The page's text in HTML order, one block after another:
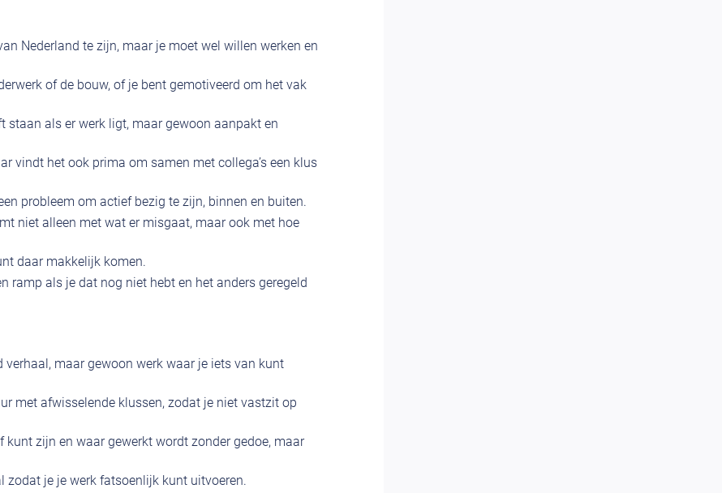
Nederland te zijn, maar je moet wel willen werken en
of de bouw, of je bent gemotiveerd om het vak
staan als er werk ligt, maar gewoon aanpakt en
vindt het ook prima om samen met collega’s een klus
probleem om actief bezig te zijn, binnen en buiten.
niet alleen met wat er misgaat, maar ook met hoe
daar makkelijk komen.
ramp als je dat nog niet hebt en het anders geregeld
maar gewoon werk waar je iets van kunt
met afwisselende klussen, zodat je niet vastzit op
kunt zijn en waar gewerkt wordt zonder gedoe, maar
zodat je je werk fatsoenlijk kunt uitvoeren.